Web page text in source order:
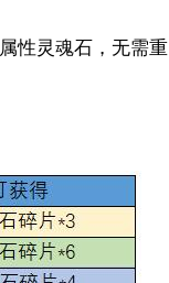
性灵魂石，无需重